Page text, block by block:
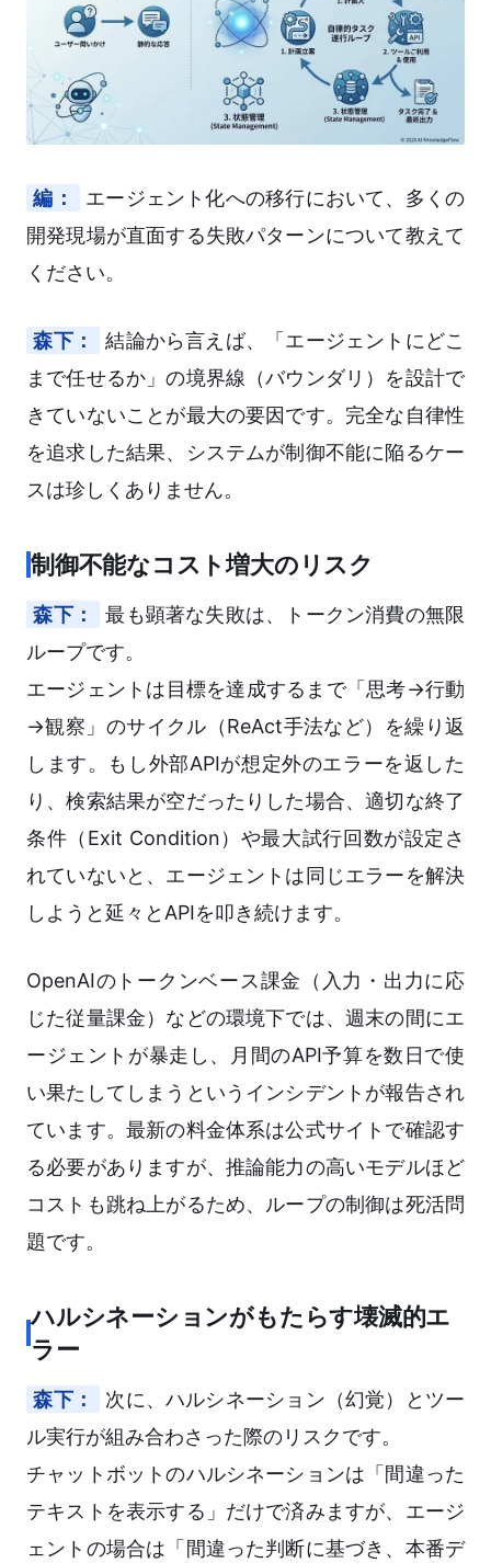
編：
エージェント化への移行において、多くの
開発現場が直面する失敗パターンについて教えて
ください。
森下：
結論から言えば、「エージェントにどこ
まで任せるか」の境界線（バウンダリ）を設計で
きていないことが最大の要因です。完全な自律性
を追求した結果、システムが制御不能に陥るケー
スは珍しくありません。
制御不能なコスト増大のリスク
森下：
最も顕著な失敗は、トークン消費の無限
ループです。
エージェントは目標を達成するまで「思考→行動
→観察」のサイクル（ReAct手法など）を繰り返
します。もし外部APIが想定外のエラーを返した
り、検索結果が空だったりした場合、適切な終了
条件（Exit Condition）や最大試行回数が設定さ
れていないと、エージェントは同じエラーを解決
しようと延々とAPIを叩き続けます。
OpenAIのトークンベース課金（入力・出力に応
じた従量課金）などの環境下では、週末の間にエ
ージェントが暴走し、月間のAPI予算を数日で使
い果たしてしまうというインシデントが報告され
ています。最新の料金体系は公式サイトで確認す
る必要がありますが、推論能力の高いモデルほど
コストも跳ね上がるため、ループの制御は死活問
題です。
ハルシネーションがもたらす壊滅的エ
ラー
森下：
次に、ハルシネーション（幻覚）とツー
ル実行が組み合わさった際のリスクです。
チャットボットのハルシネーションは「間違った
テキストを表示する」だけで済みますが、エージ
ェントの場合は「間違った判断に基づき、本番デ